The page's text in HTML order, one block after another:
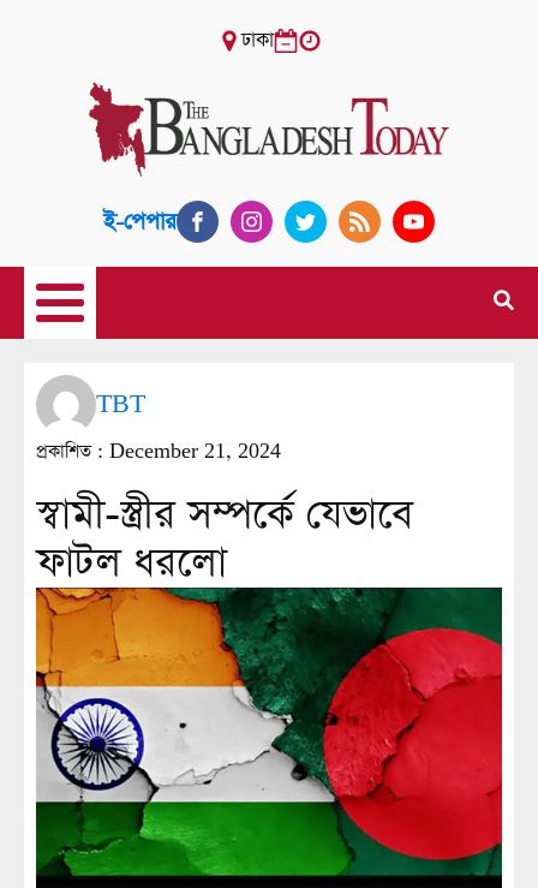
ঢাকা
ই-পেপার
TBT
প্রকাশিত : December 21, 2024
স্বামী-স্ত্রীর সম্পর্কে যেভাবে
ফাটল ধরলো